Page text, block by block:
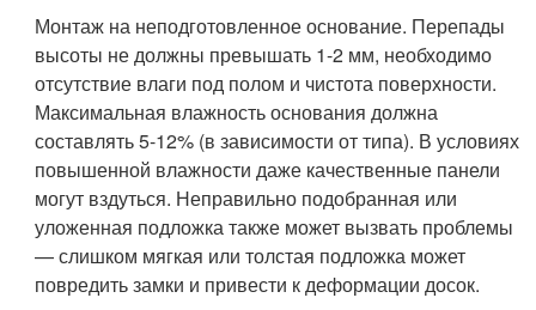
Монтаж на неподготовленное основание. Перепады
высоты не должны превышать 1-2 мм, необходимо
отсутствие влаги под полом и чистота поверхности.
Максимальная влажность основания должна
составлять 5-12% (в зависимости от типа). В условиях
повышенной влажности даже качественные панели
могут вздуться. Неправильно подобранная или
уложенная подложка также может вызвать проблемы
— слишком мягкая или толстая подложка может
повредить замки и привести к деформации досок.